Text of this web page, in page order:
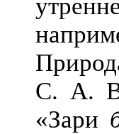
С. А.
«Зари